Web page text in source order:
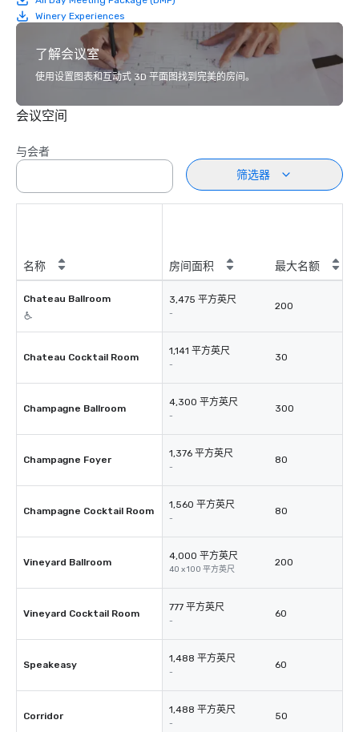
Winery Experiences
了解会议室
使用设置图表和互动式 3D 平面图找到完美的房间。
会议空间
与会者
筛选器
名称 房间面积 最大名额
Chateau Ballroom 3,475 平方英尺
-
200
Chateau Cocktail Room
1,141 平方英尺
-
30
Champagne Ballroom
4,300 平方英尺
-
300
Champagne Foyer
1,376 平方英尺
-
80
Champagne Cocktail Room
1,560 平方英尺
-
80
Vineyard Ballroom
4,000 平方英尺
40 x 100 平方英尺
200
Vineyard Cocktail Room
777 平方英尺
-
60
Speakeasy
1,488 平方英尺
-
60
Corridor
1,488 平方英尺
-
50